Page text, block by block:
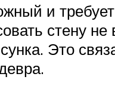
и
стену
Это